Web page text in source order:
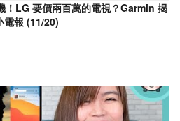
！LG 要價兩百萬的電視？Garmin 揭
電報 (11/20)